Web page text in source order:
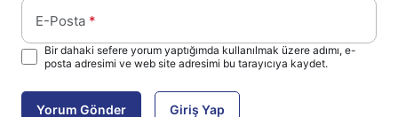
E-Posta *
Bir dahaki sefere yorum yaptığımda kullanılmak üzere adımı, e-
posta adresimi ve web site adresimi bu tarayıcıya kaydet.
Yorum Gönder Giriş Yap